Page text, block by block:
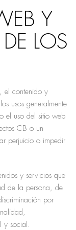
Y
LOS
el contenido y
usos generalmente
el uso del sitio web
CB o un
perjuicio o impedir
y servicios que
de la persona, de
por
y social.